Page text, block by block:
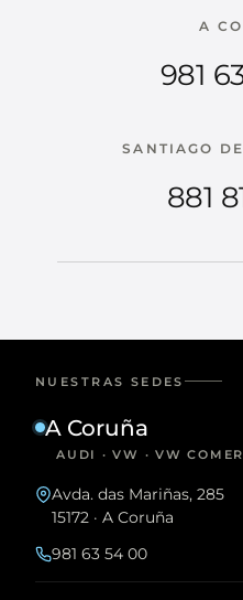
A
981
SANTIAGO
881
NUESTRAS SEDES
A Coruña
AUDI · VW · VW
Avda. das Mariñas, 285
15172 · A Coruña
981 63 54 00